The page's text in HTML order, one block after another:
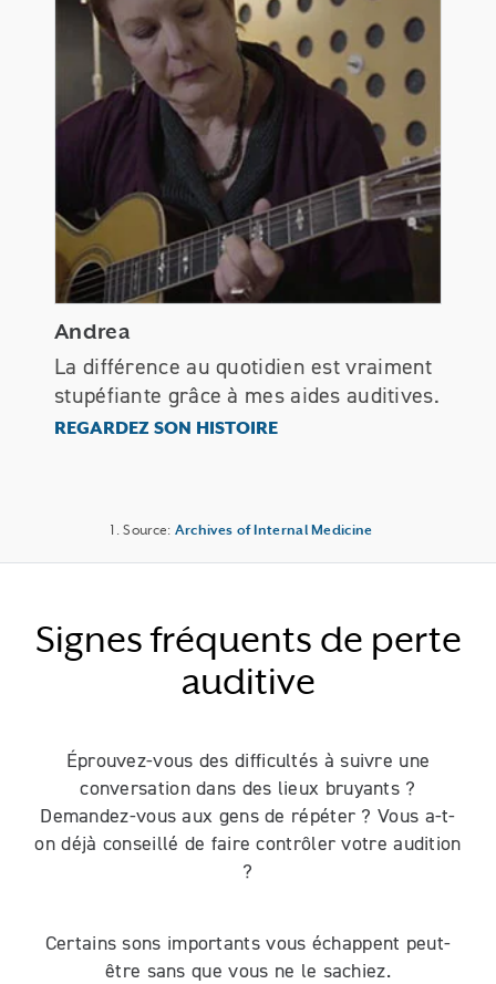
Andrea
La différence au quotidien est vraiment
stupéfiante grâce à mes aides auditives.
Andrea
REGARDEZ SON HISTOIRE
Source: Archives of Internal Medicine
Signes fréquents de perte
auditive
Éprouvez-vous des difficultés à suivre une
conversation dans des lieux bruyants ?
Demandez-vous aux gens de répéter ? Vous a-t-
on déjà conseillé de faire contrôler votre audition
?
Certains sons importants vous échappent peut-
être sans que vous ne le sachiez.